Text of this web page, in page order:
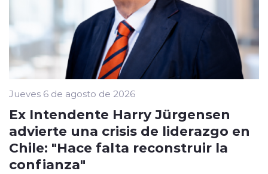
Jueves 6 de agosto de 2026
Ex Intendente Harry Jürgensen
advierte una crisis de liderazgo en
Chile: "Hace falta reconstruir la
confianza"